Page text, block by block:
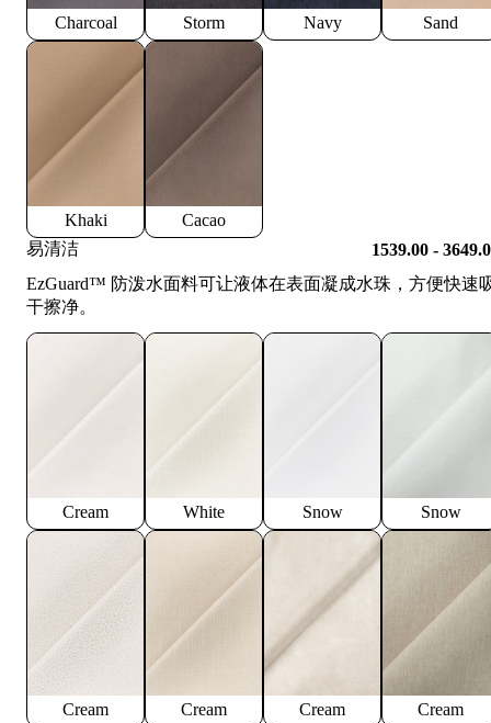
Charcoal Storm Navy Sand
Khaki
Cacao
易清洁
1539.00 -
EzGuard™️ 防泼水面料可让液体在表面凝成水珠，方便快速
干擦净。
Cream White Snow Snow
Cream Cream Cream Cream